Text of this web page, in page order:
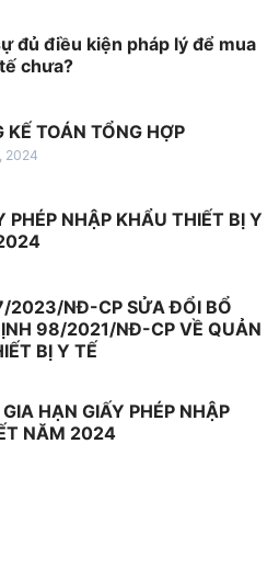
đủ điều kiện pháp lý để mua
chưa?
KẾ TOÁN TỔNG HỢP
2024
PHÉP NHẬP KHẨU THIẾT BỊ Y
2023/NĐ-CP SỬA ĐỔI BỔ
98/2021/NĐ-CP VỀ QUẢN
BỊ Y TẾ
HẠN GIẤY PHÉP NHẬP
NĂM 2024